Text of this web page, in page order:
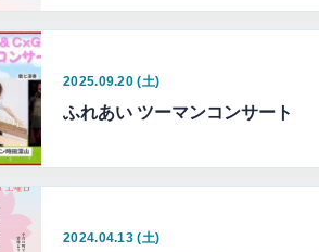
2025.09.20 (土)
ふれあい ツーマンコンサート
2024.04.13 (土)